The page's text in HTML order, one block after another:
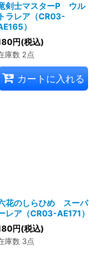
剣士マスターP ウル
トラレア（CR03-
）
円(税込)
庫数 2点
カートに入れる
花のしらひめ スーパ
レア（CR03-AE171）
円(税込)
庫数 3点